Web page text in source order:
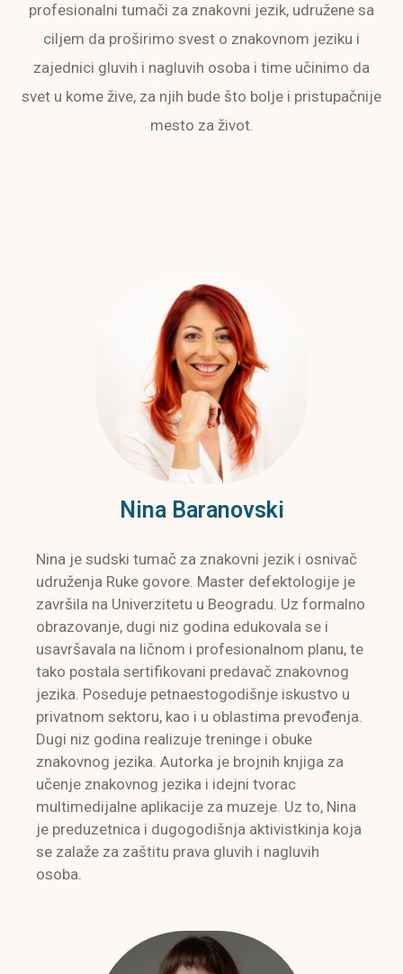
profesionalni tumači za znakovni jezik, udružene sa
ciljem da proširimo svest o znakovnom jeziku i
zajednici gluvih i nagluvih osoba i time učinimo da
svet u kome žive, za njih bude što bolje i pristupačnije
mesto za život.
Nina Baranovski
Nina je sudski tumač za znakovni jezik i osnivač
udruženja Ruke govore. Master defektologije je
završila na Univerzitetu u Beogradu. Uz formalno
obrazovanje, dugi niz godina edukovala se i
usavršavala na ličnom i profesionalnom planu, te
tako postala sertifikovani predavač znakovnog
jezika. Poseduje petnaestogodišnje iskustvo u
privatnom sektoru, kao i u oblastima prevođenja.
Dugi niz godina realizuje treninge i obuke
znakovnog jezika. Autorka je brojnih knjiga za
učenje znakovnog jezika i idejni tvorac
multimedijalne aplikacije za muzeje. Uz to, Nina
je preduzetnica i dugogodišnja aktivistkinja koja
se zalaže za zaštitu prava gluvih i nagluvih
osoba.